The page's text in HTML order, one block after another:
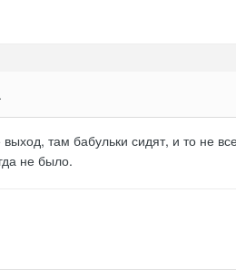
там бабульки сидят, и то не
не было.